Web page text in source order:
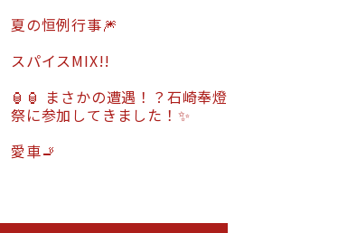
夏の恒例行事🎆
スパイスMIX!!
🏮🏮 まさかの遭遇！？石崎奉燈
祭に参加してきました！✨
愛車🚬